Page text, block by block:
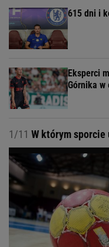
615 dni i
Eksperci
Górnika w
1/11 W którym sporcie